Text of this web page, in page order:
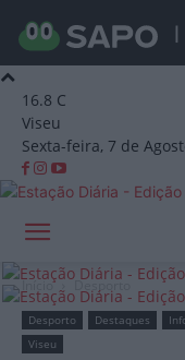
16.8 C
Viseu
Sexta-feira, 7 de
Início Desporto
Desporto Destaques
Viseu